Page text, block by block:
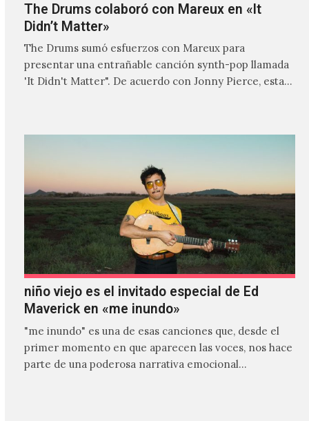
The Drums colaboró con Mareux en «It
Didn’t Matter»
The Drums sumó esfuerzos con Mareux para
presentar una entrañable canción synth-pop llamada
'It Didn't Matter". De acuerdo con Jonny Pierce, esta
niño viejo es el invitado especial de Ed
Maverick en «me inundo»
"me inundo" es una de esas canciones que, desde el
primer momento en que aparecen las voces, nos hace
parte de una poderosa narrativa emocional…